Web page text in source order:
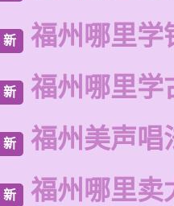
新 福州哪里学
新 福州哪里学
新 福州美声唱
新 福州哪里卖